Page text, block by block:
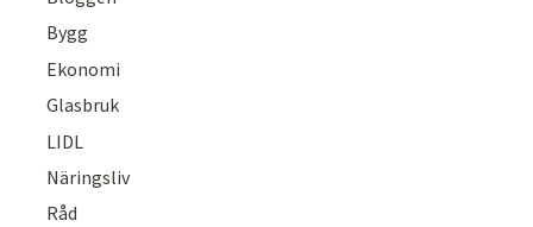
Bygg
Ekonomi
Glasbruk
LIDL
Näringsliv
Råd